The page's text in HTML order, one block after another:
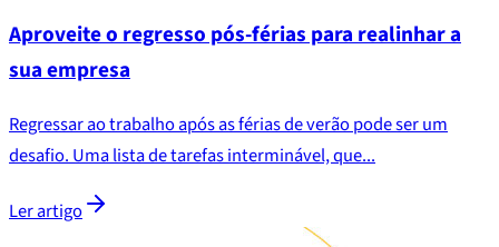
Aproveite o regresso pós-férias para realinhar a
sua empresa
Regressar ao trabalho após as férias de verão pode ser um
desafio. Uma lista de tarefas interminável, que...
Ler artigo